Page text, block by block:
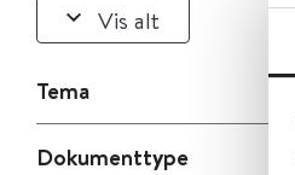
Vis alt
Tema
Dokumenttype